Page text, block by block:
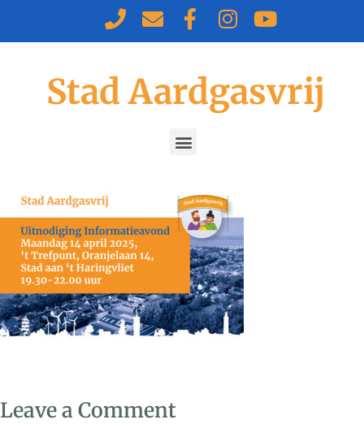
Stad Aardgasvrij
Leave a Comment